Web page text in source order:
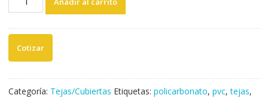
TRANSPARENTE
#8
(UND)
Categoría: Tejas/Cubiertas Etiquetas: policarbonato, pvc,tejas,